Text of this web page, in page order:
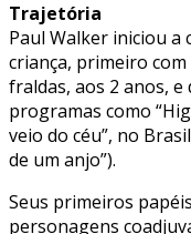
Trajetória
Paul Walker iniciou a
criança, primeiro
fraldas, aos 2 anos,
programas como
veio do céu”, no
de um anjo”).
Seus primeiros
personagens